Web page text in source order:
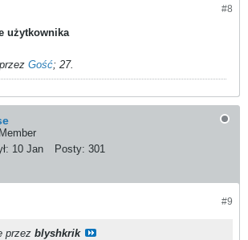
#8
użytkownika
Gość; 27.
10 Jan Posty: 301
#9
przez blyshkrik